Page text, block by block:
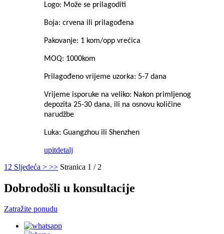
Logo: Može se prilagoditi
Boja: crvena ili prilagođena
Pakovanje: 1 kom/opp vrećica
MOQ: 1000kom
Prilagođeno vrijeme uzorka: 5-7 dana
Vrijeme isporuke na veliko: Nakon primljenog
depozita 25-30 dana, ili na osnovu količine
narudžbe
Luka: Guangzhou ili Shenzhen
upitdetalj
1 2 Sljedeća > >> Stranica 1 / 2
Dobrodošli u konsultacije
Zatražite ponudu